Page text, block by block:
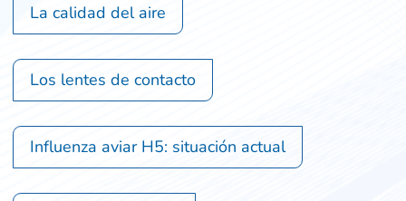
La calidad del aire
Los lentes de contacto
Influenza aviar H5: situación actual